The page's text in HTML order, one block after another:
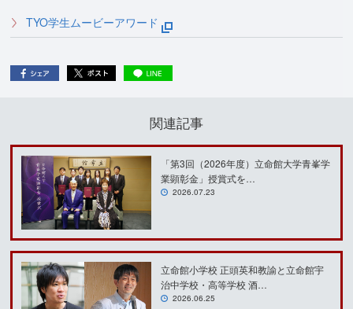
TYO学生ムービーアワード
関連記事
「第3回（2026年度）立命館大学青峯学
業顕彰金」授賞式を…
2026.07.23
立命館小学校 正頭英和教諭と立命館宇
治中学校・高等学校 酒…
2026.06.25